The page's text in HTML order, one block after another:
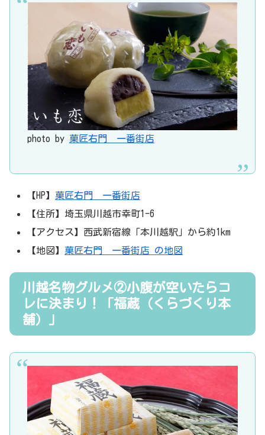
photo by 菓匠右門 一番街店
【HP】 菓匠右門 一番街店
【住所】埼玉県川越市幸町1-6
【アクセス】西武新宿線「本川越駅」から約1km
【地図】 菓匠右門 一番街店 の地図
川越名物グルメ②小腹が空いたらコ
レに決まり！「福蔵（くらづくり本
舗）」